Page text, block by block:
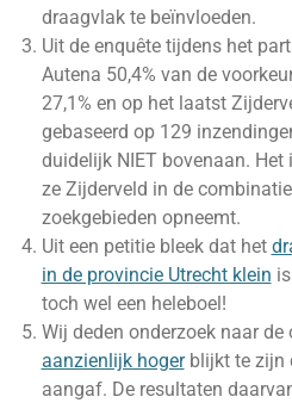
draagvlak te beïnvloeden.
Uit de enquête tijdens het
Autena 50,4% van de
27,1% en op het laatst
gebaseerd op 129
duidelijk NIET bovenaan.
ze Zijderveld in de
zoekgebieden opneemt.
Uit een petitie bleek dat het
in de provincie Utrecht klein
toch wel een heleboel!
Wij deden onderzoek naar
aanzienlijk hogerblijkt te zijn
aangaf. De resultaten